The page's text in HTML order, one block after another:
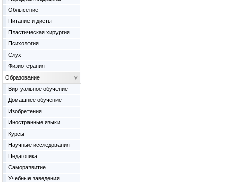
Облысение
Питание и диеты
Пластическая хирургия
Психология
Слух
Физиотерапия
Образование
Виртуальное обучение
Домашнее обучение
Изобретения
Иностранные языки
Курсы
Научные исследования
Педагогика
Саморазвитие
Учебные заведения